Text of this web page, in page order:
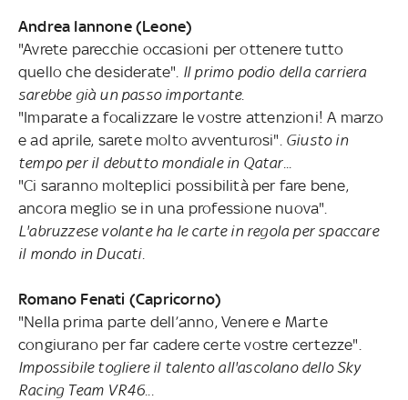
Andrea Iannone (Leone)
"Avrete parecchie occasioni per ottenere tutto
quello che desiderate". Il primo podio della carriera
sarebbe già un passo importante.
"Imparate a focalizzare le vostre attenzioni! A marzo
e ad aprile, sarete molto avventurosi". Giusto in
tempo per il debutto mondiale in Qatar...
"Ci saranno molteplici possibilità per fare bene,
ancora meglio se in una professione nuova".
L'abruzzese volante ha le carte in regola per spaccare
il mondo in Ducati.
Romano Fenati (Capricorno)
"Nella prima parte dell’anno, Venere e Marte
congiurano per far cadere certe vostre certezze".
Impossibile togliere il talento all'ascolano dello Sky
Racing Team VR46...